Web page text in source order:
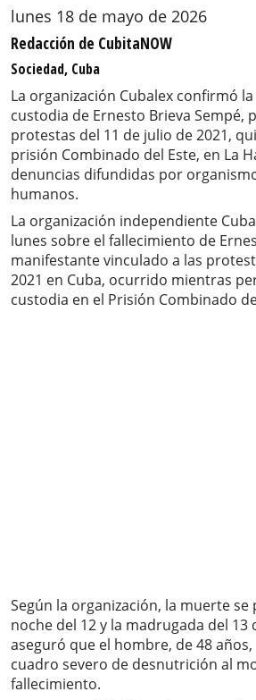
lunes 18 de mayo de 2026
Redacción de CubitaNOW
Sociedad, Cuba
La organización Cubalex confirmó
custodia de Ernesto Brieva Sempé,
protestas del 11 de julio de 2021,
prisión Combinado del Este, en La
denuncias difundidas por
humanos.
La organización independiente
lunes sobre el fallecimiento de
manifestante vinculado a las
2021 en Cuba, ocurrido mientras
custodia en el Prisión Combinado
Según la organización, la muerte
noche del 12 y la madrugada del 13
aseguró que el hombre, de 48
cuadro severo de desnutrición al
fallecimiento.